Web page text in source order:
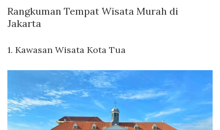
Rangkuman Tempat Wisata Murah di
Jakarta
1. Kawasan Wisata Kota Tua